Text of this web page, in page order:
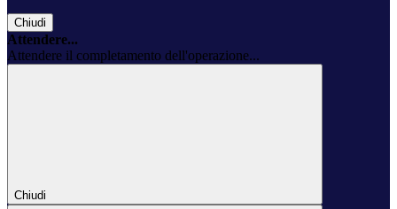
Chiudi
Attendere...
Attendere il completamento dell'operazione...
Chiudi